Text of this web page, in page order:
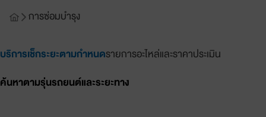
การซ่อมบำรุง
บริการเช็กระยะตามกำหนดรายการอะไหล่และราคาประเมิน
ค้นหาตามรุ่นรถยนต์และระยะทาง